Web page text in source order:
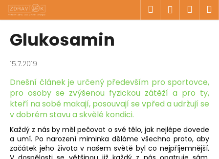
Přejít
obsah
Hledat
Glukosamin
15.7.2019
Dnešní článek je určený především pro sportovce,
pro osoby se zvýšenou fyzickou zátěží a pro ty,
kteří na sobě makají, posouvají se vpřed a udržují se
v dobrém stavu a skvělé kondici.
Každý z nás by měl pečovat o své tělo, jak nejlépe dovede
a umí. Po narození miminka děláme všechno proto, aby
začátek jeho života v našem světě byl co nejpříjemnější.
o
o
p
o
t
ř
e
b